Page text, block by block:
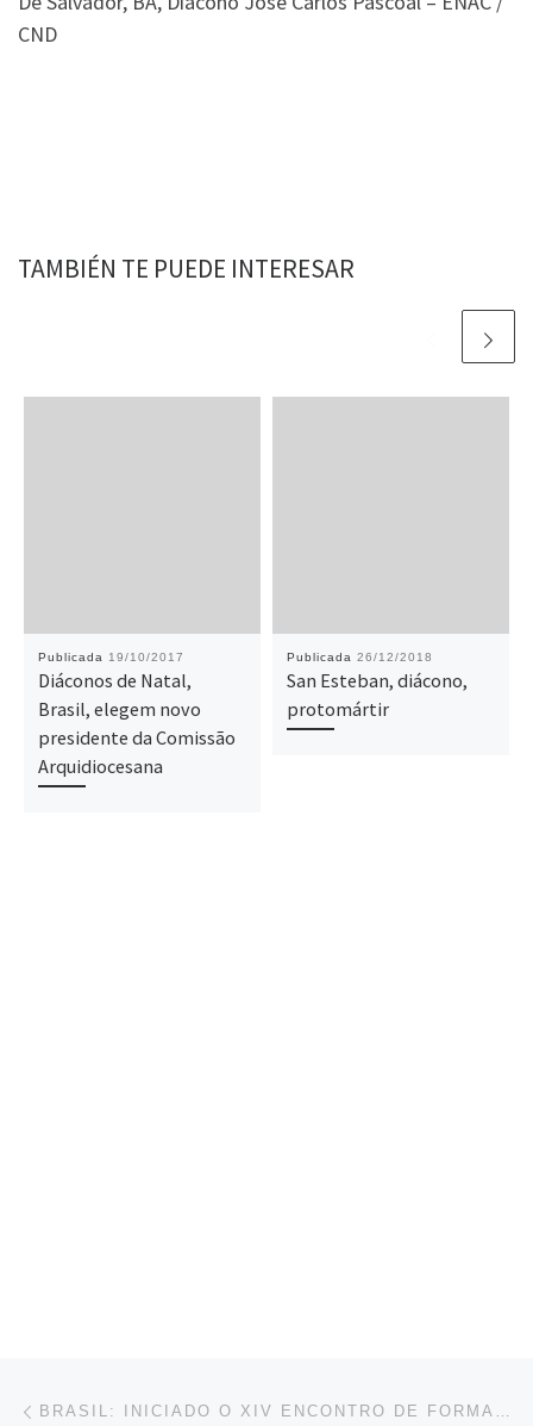
CND
TAMBIÉN TE PUEDE INTERESAR
Publicada 19/10/2017
Diáconos de Natal,
Brasil, elegem novo
presidente da Comissão
Arquidiocesana
Publicada 26/12/2018
San Esteban, diácono,
protomártir
Navegación de entradas BRASIL: INICIADO O XIV ENCONTRO DE FORMADORES DE ESCOLAS DIACONAISO